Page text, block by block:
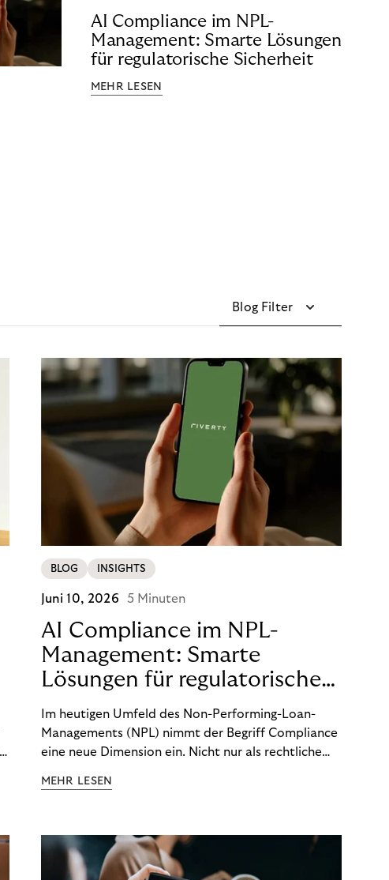
AI Compliance im NPL-
Management: Smarte Lösungen
für regulatorische Sicherheit
MEHR LESEN
Blog Filter
BLOG INSIGHTS
Juni 10, 2026 5 Minuten
AI Compliance im NPL-
Management: Smarte
Lösungen für regulatorische
Sicherheit
Im heutigen Umfeld des Non-Performing-Loan-
Managements (NPL) nimmt der Begriff Compliance
eine neue Dimension ein. Nicht nur als rechtliche
Wettbewerbsvorteil. In einem Umfeld steigender
(DSGVO) – geraten viele Unternehmen an die
Grenzen traditioneller Compliance-Mechanismen.
MEHR LESEN